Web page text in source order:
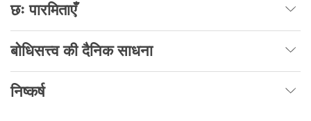
छः पारमिताएँ
बोधिसत्त्व की दैनिक साधना
निष्कर्ष